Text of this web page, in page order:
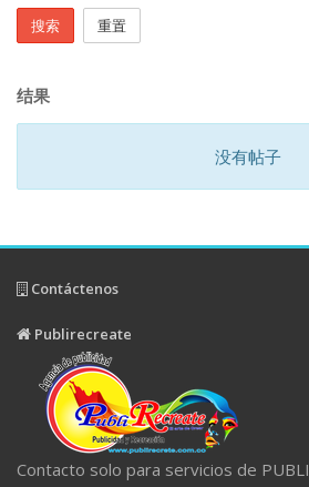
搜索 重置
结果
没有帖子
Contáctenos
Publirecreate
Contacto solo para servicios de